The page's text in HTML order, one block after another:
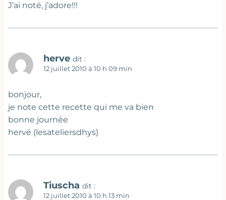
J’ai noté, j’adore!!!
herve dit :
12 juillet 2010 à 10 h 09 min
bonjour,
je note cette recette qui me va bien
bonne journée
hervé (lesateliersdhys)
Tiuscha dit :
12 juillet 2010 à 10 h 13 min